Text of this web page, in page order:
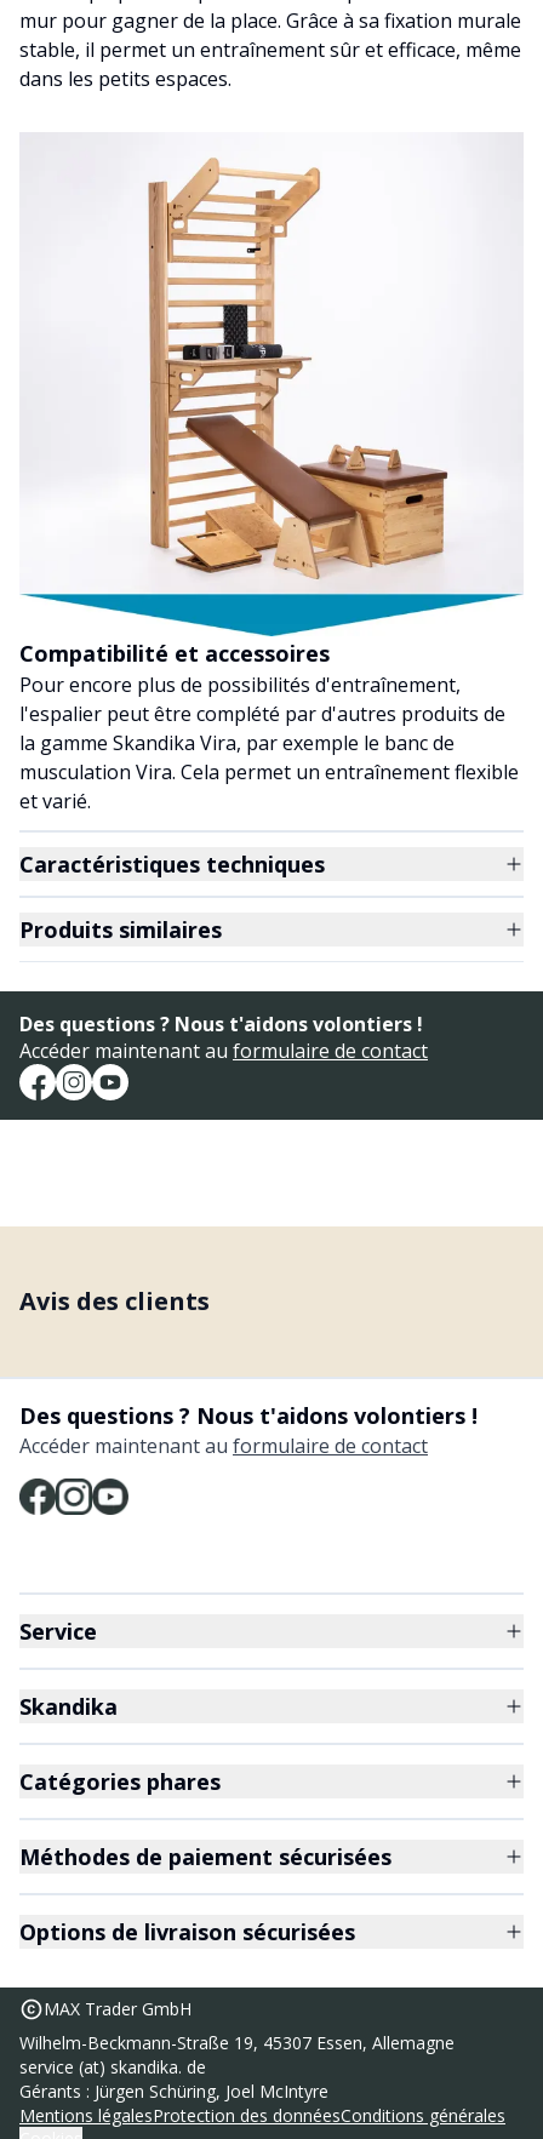
mur pour gagner de la place. Grâce à sa fixation murale
stable, il permet un entraînement sûr et efficace, même
dans les petits espaces.
Compatibilité et accessoires
Pour encore plus de possibilités d'entraînement,
l'espalier peut être complété par d'autres produits de
la gamme Skandika Vira, par exemple le banc de
musculation Vira. Cela permet un entraînement flexible
et varié.
Caractéristiques techniques
Produits similaires
Des questions ? Nous t'aidons volontiers !
Accéder maintenant au formulaire de contact
Avis des clients
Espalier Vira prémonté avec barre de
traction
UVP
Des questions ? Nous t'aidons volontiers !
Accéder maintenant au formulaire de contact
Service
Skandika
Catégories phares
Méthodes de paiement sécurisées
Options de livraison sécurisées
MAX Trader GmbH
Wilhelm-Beckmann-Straße 19, 45307 Essen, Allemagne
service (at) skandika. de
Gérants : Jürgen Schüring, Joel McIntyre
Mentions légalesProtection des donnéesConditions générales